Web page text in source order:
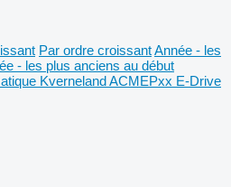
Par ordre croissantAnnée - les
- les plus anciens au début